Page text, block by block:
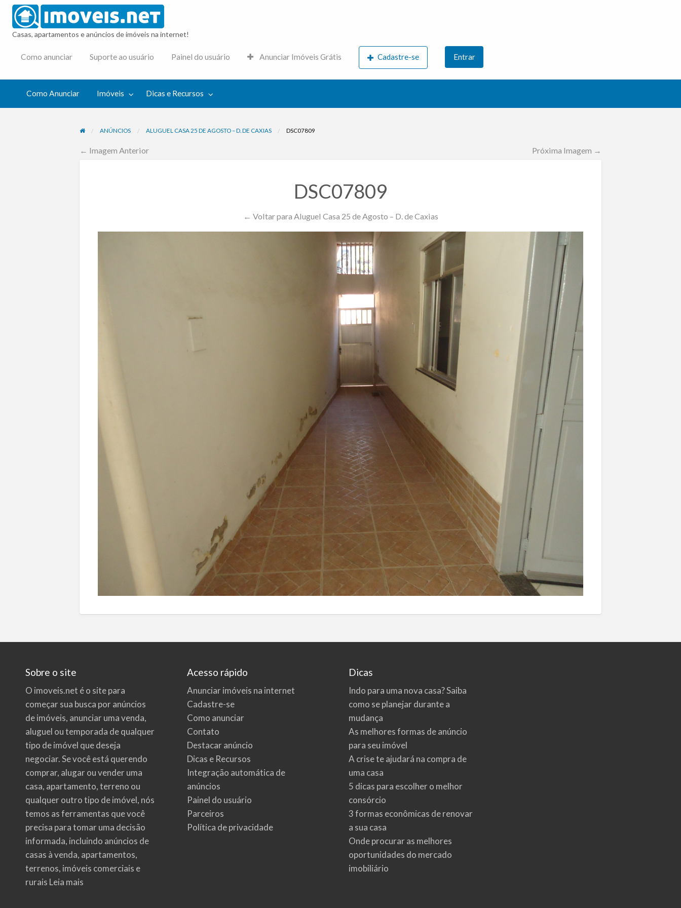
Casas, apartamentos e anúncios de imóveis na internet!
Como anunciar Suporte ao usuário Painel do usuário Anunciar Imóveis Grátis Cadastre-se Entrar
Como Anunciar Imóveis Dicas e Recursos
ANÚNCIOS ALUGUEL CASA 25 DE AGOSTO – D. DE CAXIAS DSC07809
← Imagem Anterior Próxima Imagem →
DSC07809
← Voltar para Aluguel Casa 25 de Agosto – D. de Caxias
Sobre o site
O imoveis.net é o site para
começar sua busca poranúncios
de imóveis, anunciar uma venda,
aluguel ou temporada de qualquer
tipo de imóvel que deseja
negociar. Se você está querendo
comprar, alugar ou vender uma
casa, apartamento, terreno ou
qualquer outro tipo de imóvel, nós
temos as ferramentas que você
precisa para tomar uma decisão
informada, incluindo anúncios de
casas à venda, apartamentos,
terrenos, imóveis comerciais e
rurais Leia mais
Acesso rápido
Anunciar imóveis na internet
Cadastre-se
Como anunciar
Contato
Destacar anúncio
Dicas e Recursos
Integração automática de
anúncios
Painel do usuário
Parceiros
Política de privacidade
Dicas
Indo para uma nova casa? Saiba
como se planejar durante a
mudança
As melhores formas de anúncio
para seu imóvel
A crise te ajudará na compra de
uma casa
5 dicas para escolher o melhor
consórcio
3 formas econômicas de renovar
a sua casa
Onde procurar as melhores
oportunidades do mercado
imobiliário